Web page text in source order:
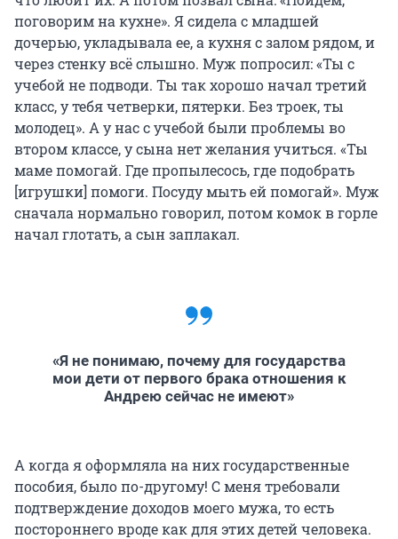
поговорим на кухне». Я сидела с младшей
дочерью, укладывала ее, а кухня с залом рядом, и
через стенку всё слышно. Муж попросил: «Ты с
учебой не подводи. Ты так хорошо начал третий
класс, у тебя четверки, пятерки. Без троек, ты
молодец». А у нас с учебой были проблемы во
втором классе, у сына нет желания учиться. «Ты
маме помогай. Где пропылесось, где подобрать
[игрушки] помоги. Посуду мыть ей помогай». Муж
сначала нормально говорил, потом комок в горле
начал глотать, а сын заплакал.
«Я не понимаю, почему для государства
мои дети от первого брака отношения к
Андрею сейчас не имеют»
А когда я оформляла на них государственные
пособия, было по-другому! С меня требовали
подтверждение доходов моего мужа, то есть
постороннего вроде как для этих детей человека.